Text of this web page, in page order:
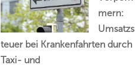
mern:
Umsatzs
teuer bei Krankenfahrten durch
Taxi- und